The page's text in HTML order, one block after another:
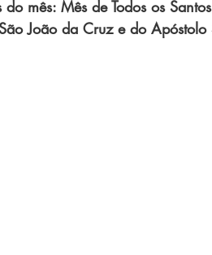
do mês: Mês de Todos os
João da Cruz e do